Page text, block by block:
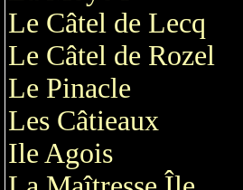
Le Câtel de Lecq
Le Câtel de Rozel
Le Pinacle
Les Câtieaux
Ile Agois